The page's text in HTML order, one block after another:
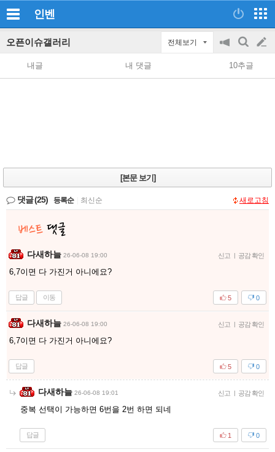
인벤
오픈이슈갤러리 전체보기
공
지
on/off
검
색
글
쓰
내글 내 댓글 10추글
[본문 보기]
댓글(25) 등록순 최신순 새로고침
다새하늘 26-06-08 19:00 신고 | 공감 확인
6,7이면 다 가진거 아니에요?
답글 이동 0
5
다새하늘 26-06-08 19:00 신고 | 공감 확인
6,7이면 다 가진거 아니에요?
답글 0
5
다새하늘 26-06-08 19:01 신고 | 공감 확인
중복 선택이 가능하면 6번을 2번 하면 되네
답글 0
1